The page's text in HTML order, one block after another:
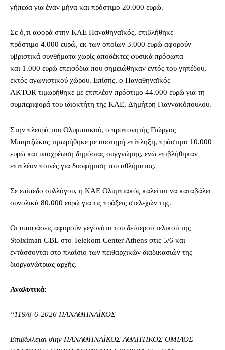
γήπεδα για έναν μήνα και πρόστιμο 20.000 ευρώ.
Σε ό,τι αφορά στην ΚΑΕ Παναθηναϊκός, επιβλήθηκε
πρόστιμο 4.000 ευρώ, εκ των οποίων 3.000 ευρώ αφορούν
υβριστικά συνθήματα χωρίς αποδέκτες φυσικά πρόσωπα
και 1.000 ευρώ επεισόδια που σημειώθηκαν εντός του γηπέδου,
εκτός αγωνιστικού χώρου. Επίσης, ο Παναθηναϊκός
AKTOR τιμωρήθηκε με επιπλέον πρόστιμο 44.000 ευρώ για τη
συμπεριφορά του ιδιοκτήτη της ΚΑΕ, Δημήτρη Γιαννακόπουλου.
Στην πλευρά του Ολυμπιακού, ο προπονητής Γιώργος
Μπαρτζώκας τιμωρήθηκε με αυστηρή επίπληξη, πρόστιμο 10.000
ευρώ και υποχρέωση δημόσιας συγγνώμης, ενώ επιβλήθηκαν
επιπλέον ποινές για δυσφήμιση του αθλήματος.
Σε επίπεδο συλλόγου, η ΚΑΕ Ολυμπιακός καλείται να καταβάλει
συνολικά 80.000 ευρώ για τις πράξεις στελεχών της.
Οι αποφάσεις αφορούν γεγονότα του δεύτερου τελικού της
Stoiximan GBL στο Telekom Center Athens στις 5/6 και
εντάσσονται στο πλαίσιο των πειθαρχικών διαδικασιών της
διοργανώτριας αρχής.
Αναλυτικά:
“119/8-6-2026 ΠΑΝΑΘΗΝΑΪΚΟΣ
Επιβάλλεται στην ΠΑΝΑΘΗΝΑΪΚΟΣ ΑΘΛΗΤΙΚΟΣ ΟΜΙΛΟΣ